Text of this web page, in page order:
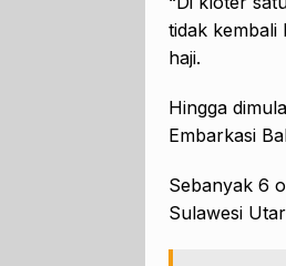
tidak kembali
haji.
Hingga
Embarkasi
Sebanyak 6
Sulawesi